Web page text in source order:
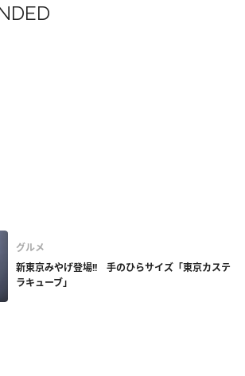
グルメ
新東京みやげ登場!! 手のひらサイズ「東京カステ
ラキューブ」